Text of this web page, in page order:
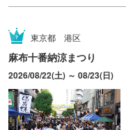
東京都 港区
麻布十番納涼まつり
2026/08/22(土) ～ 08/23(日)